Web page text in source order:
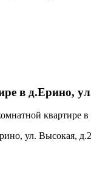
в д.Ерино,
квартире
ул. Высокая, д.2